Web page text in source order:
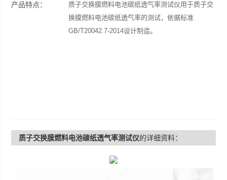
产品特点：
质子交换膜燃料电池碳纸透气率测试仪用于质子交
换膜燃料电池碳纸透气率的测试，依据标准
GB/T20042.7-2014设计制造。
质子交换膜燃料电池碳纸透气率测试仪的详细资料：